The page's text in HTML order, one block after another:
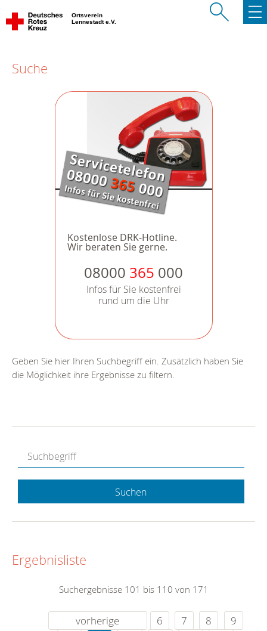
Ortsverein
Lennestadt e.V.
Suche
Kostenlose DRK-Hotline.
Wir beraten Sie gerne.
08000 365 000
Infos für Sie kostenfrei
rund um die Uhr
Geben Sie hier Ihren Suchbegriff ein. Zusätzlich haben Sie
die Möglichkeit ihre Ergebnisse zu filtern.
Suchen
Ergebnisliste
Suchergebnisse 101 bis 110 von 171
vorherige 6 7 8
9